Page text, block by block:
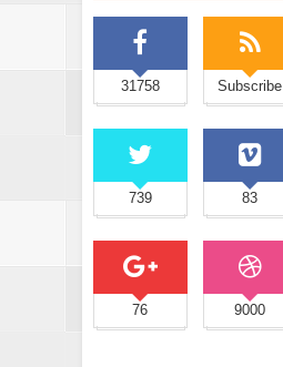
31758 Subscribe
739 83
76 9000